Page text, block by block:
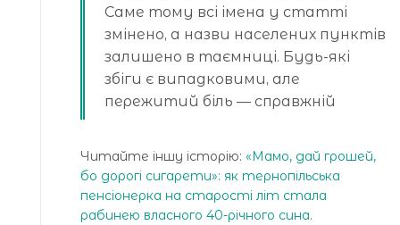
Саме тому всі імена у статті
змінено, а назви населених пунктів
залишено в таємниці. Будь-які
збіги є випадковими, але
пережитий біль — справжній
Читайте іншу історію: «Мамо, дай грошей,
бо дорогі сигарети»: як тернопільська
пенсіонерка на старості літ стала
рабинею власного 40-річного сина.